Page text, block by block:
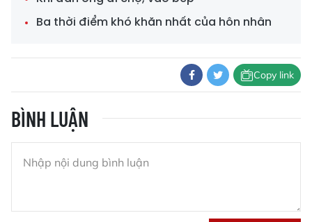
Ba thời điểm khó khăn nhất của hôn nhân
Copy link
BÌNH LUẬN